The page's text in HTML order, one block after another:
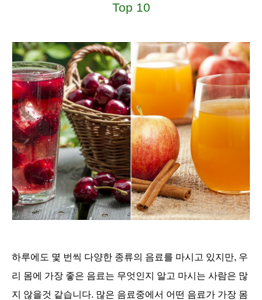
Top 10
하루에도 몇 번씩 다양한 종류의 음료를 마시고 있지만, 우
리 몸에 가장 좋은 음료는 무엇인지 알고 마시는 사람은 많
지 않을것 같습니다. 많은 음료중에서 어떤 음료가 가장 몸